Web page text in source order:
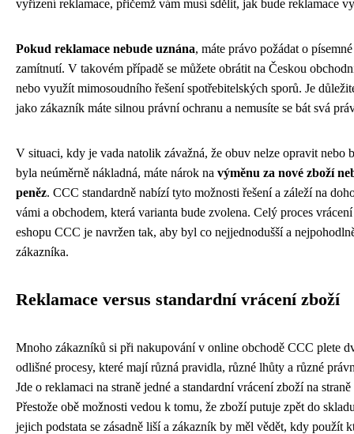
vyřízení reklamace, přičemž vám musí sdělit, jak bude reklamace
Pokud reklamace nebude uznána, máte právo požádat o
zamítnutí. V takovém případě se můžete obrátit na Českou
nebo využít mimosoudního řešení spotřebitelských sporů. Je
jako zákazník máte silnou právní ochranu a nemusíte se bát svá
V situaci, kdy je vada natolik závažná, že obuv nelze opravit nebo
byla neúměrně nákladná, máte nárok na výměnu za nové zboží
peněz. CCC standardně nabízí tyto možnosti řešení a záleží na
vámi a obchodem, která varianta bude zvolena. Celý proces
eshopu CCC je navržen tak, aby byl co nejjednodušší a
zákazníka.
Reklamace versus standardní vrácení zboží
Mnoho zákazníků si při nakupování v online obchodě CCC plete
odlišné procesy, které mají různá pravidla, různé lhůty a různé
Jde o reklamaci na straně jedné a standardní vrácení zboží na
Přestože obě možnosti vedou k tomu, že zboží putuje zpět do
jejich podstata se zásadně liší a zákazník by měl vědět, kdy použít